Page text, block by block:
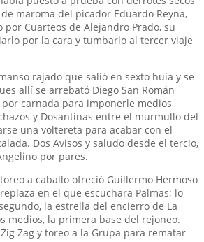
maroma del picador Eduardo Reyna,
por Cuarteos de Alejandro Prado, su
por la cara y tumbarlo al tercer viaje
rajado que salió en sexto huía y se
allí se arrebató Diego San Román
carnada para imponerle medios
y Dosantinas entre el murmullo del
una voltereta para acabar con el
Dos Avisos y saludo desde el tercio,
por pares.
a caballo ofreció Guillermo Hermoso
en el que escuchara Palmas; lo
la estrella del encierro de La
medios, la primera base del rejoneo.
Zag y toreo a la Grupa para rematar